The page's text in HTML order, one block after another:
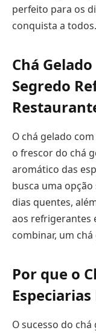
perfeito para os
conquista a todos.
Chá
Segredo
O chá gelado
o frescor do chá
aromático das
busca uma
dias quentes,
aos refrigerantes
combinar, um
Por que o
Especiarias
O sucesso do